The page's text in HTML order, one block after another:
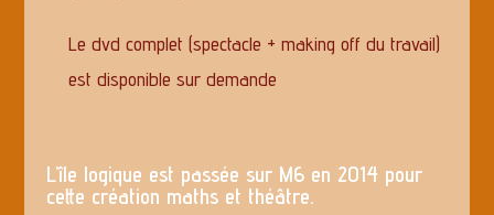
Le dvd complet (spectacle + making off du travail)
est disponible sur demande
L’île logique est passée sur M6 en 2014 pour
cette création maths et théâtre.